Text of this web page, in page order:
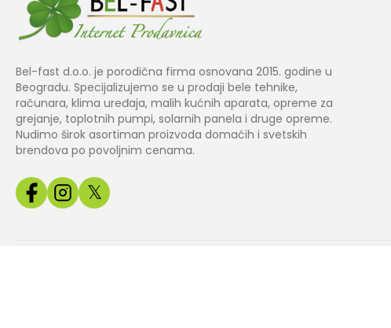
Bel-fast d.o.o. je porodična firma osnovana 2015. godine u
Beogradu. Specijalizujemo se u prodaji bele tehnike,
računara, klima uređaja, malih kućnih aparata, opreme za
grejanje, toplotnih pumpi, solarnih panela i druge opreme.
Nudimo širok asortiman proizvoda domaćih i svetskih
brendova po povoljnim cenama.
𝕏